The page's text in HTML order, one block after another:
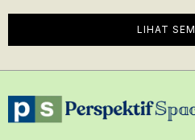
LIHAT